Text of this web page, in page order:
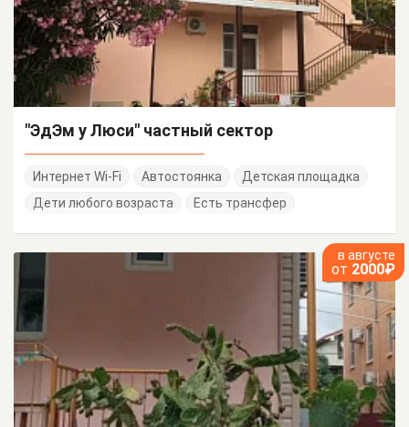
"ЭдЭм у Люси" частный сектор
Интернет Wi-Fi Автостоянка
Детская площадка
Дети любого возраста
Есть трансфер
в августе
от 2000₽